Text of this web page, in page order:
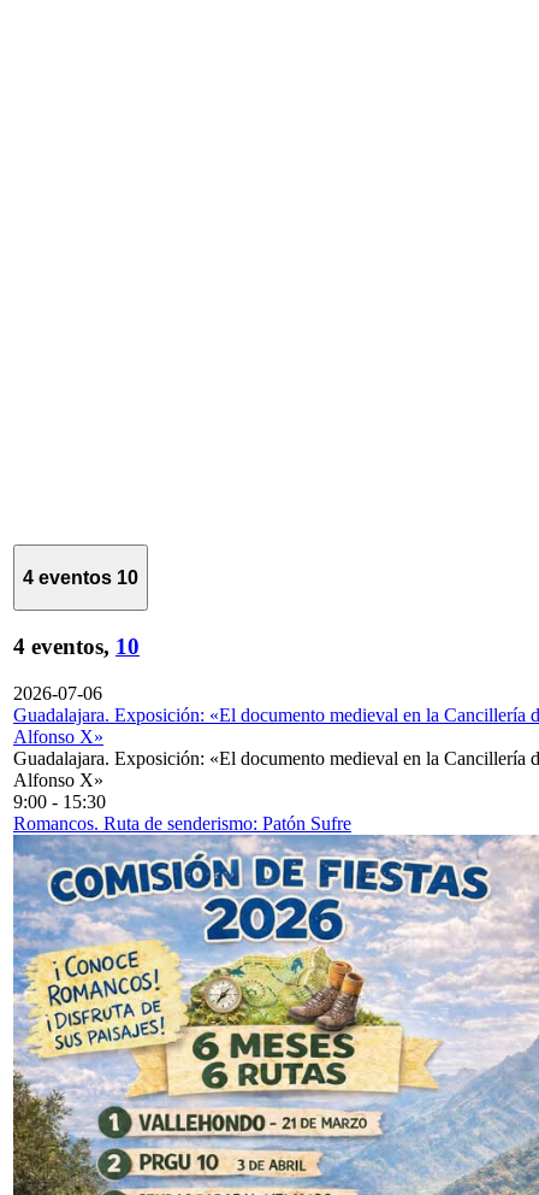
4 eventos 10
4 eventos, 10
2026-07-06
Guadalajara. Exposición: «El documento medieval en la Cancillería
Alfonso X»
Guadalajara. Exposición: «El documento medieval en la Cancillería
Alfonso X»
9:00 - 15:30
Romancos. Ruta de senderismo: Patón Sufre